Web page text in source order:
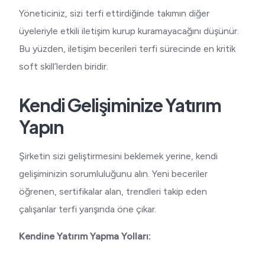
Yöneticiniz, sizi terfi ettirdiğinde takımın diğer
üyeleriyle etkili iletişim kurup kuramayacağını düşünür.
Bu yüzden, iletişim becerileri terfi sürecinde en kritik
soft skill’lerden biridir.
Kendi Gelişiminize Yatırım
Yapın
Şirketin sizi geliştirmesini beklemek yerine, kendi
gelişiminizin sorumluluğunu alın. Yeni beceriler
öğrenen, sertifikalar alan, trendleri takip eden
çalışanlar terfi yarışında öne çıkar.
Kendine Yatırım Yapma Yolları: